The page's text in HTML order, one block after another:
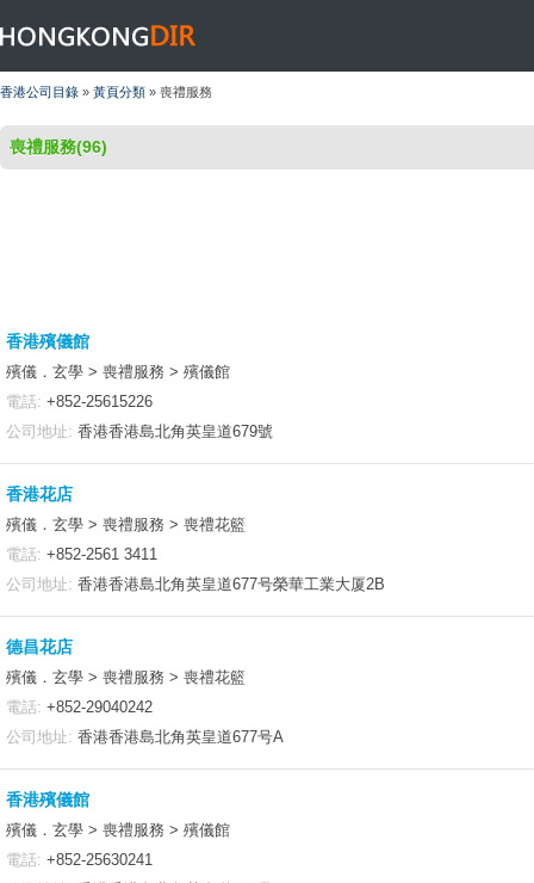
HONGKONGDIR
香港公司目錄 » 黃頁分類 » 喪禮服務
喪禮服務(96)
香港殯儀館
殯儀．玄學 > 喪禮服務 > 殯儀館
電話: +852-25615226
公司地址: 香港香港島北角英皇道679號
香港花店
殯儀．玄學 > 喪禮服務 > 喪禮花籃
電話: +852-2561 3411
公司地址: 香港香港島北角英皇道677号榮華工業大厦2B
德昌花店
殯儀．玄學 > 喪禮服務 > 喪禮花籃
電話: +852-29040242
公司地址: 香港香港島北角英皇道677号A
香港殯儀館
殯儀．玄學 > 喪禮服務 > 殯儀館
電話: +852-25630241